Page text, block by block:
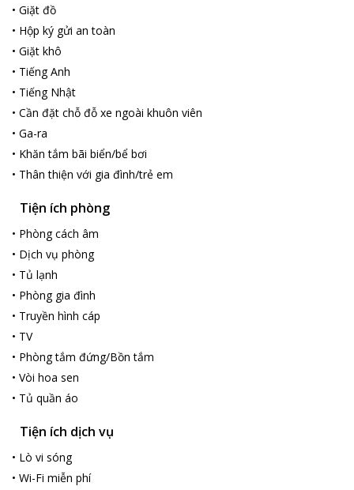
• Giặt đồ
• Hộp ký gửi an toàn
• Giặt khô
• Tiếng Anh
• Tiếng Nhật
• Cần đặt chỗ đỗ xe ngoài khuôn viên
• Ga-ra
• Khăn tắm bãi biển/bể bơi
• Thân thiện với gia đình/trẻ em
Tiện ích phòng
• Phòng cách âm
• Dịch vụ phòng
• Tủ lạnh
• Phòng gia đình
• Truyền hình cáp
• TV
• Phòng tắm đứng/Bồn tắm
• Vòi hoa sen
• Tủ quần áo
Tiện ích dịch vụ
• Lò vi sóng
• Wi-Fi miễn phí